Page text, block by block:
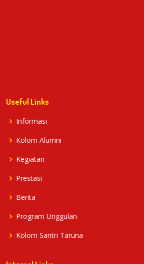
Useful Links
Informasi
Kolom Alumni
Kegiatan
Prestasi
Berita
Program Unggulan
Kolom Santri Taruna